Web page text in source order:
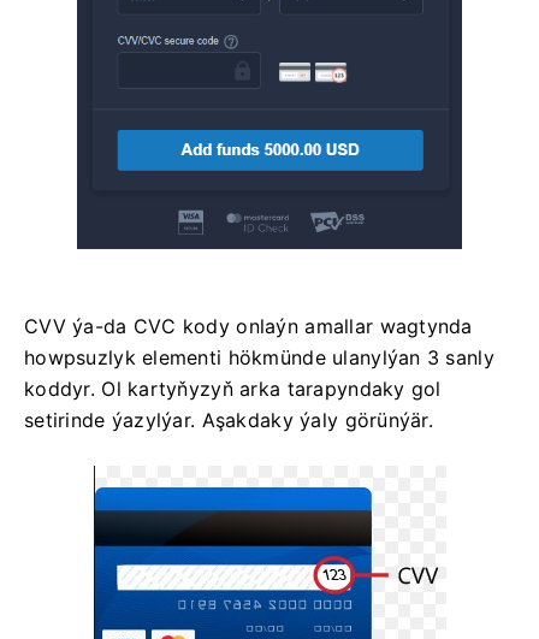
CVV ýa-da СVС kody onlaýn amallar wagtynda
howpsuzlyk elementi hökmünde ulanylýan 3 sanly
koddyr. Ol kartyňyzyň arka tarapyndaky gol
setirinde ýazylýar. Aşakdaky ýaly görünýär.